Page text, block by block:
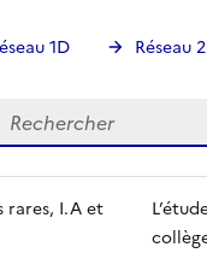
1D Réseau
rares, I.A et